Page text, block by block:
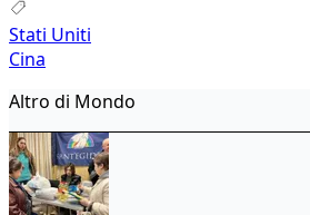
Stati Uniti
Cina
Altro di Mondo